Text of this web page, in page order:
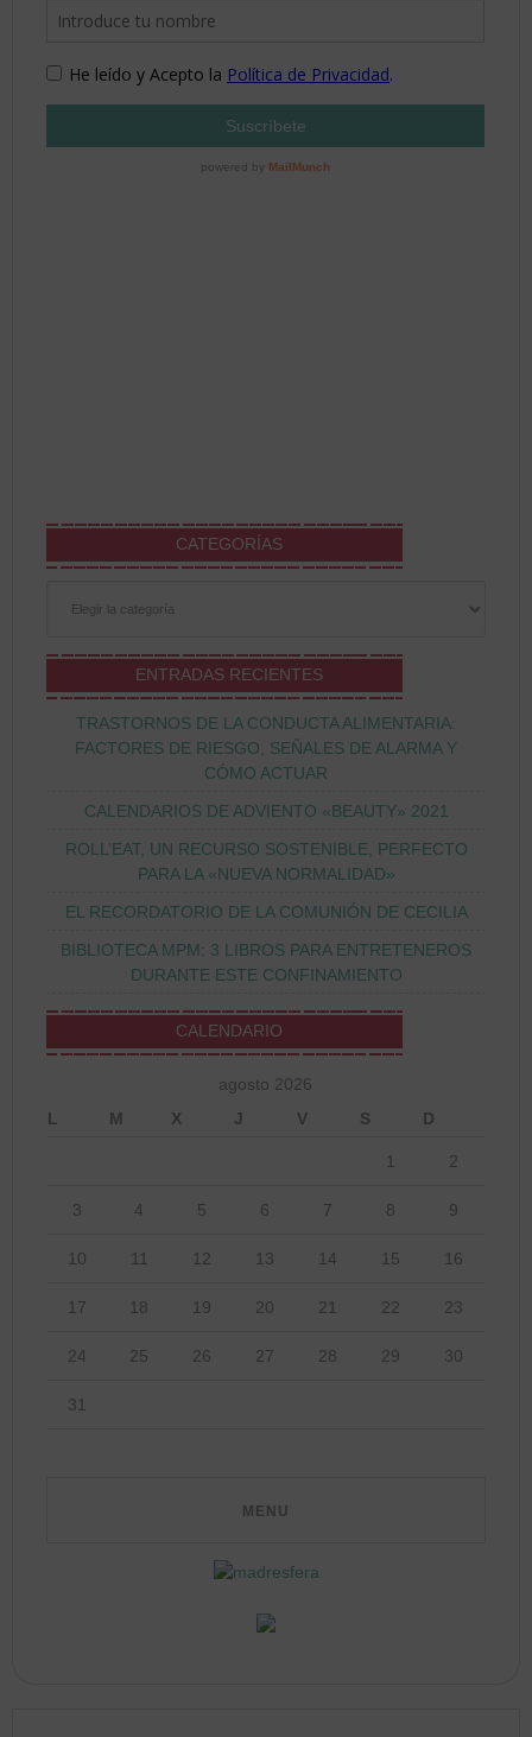
CATEGORÍAS
ENTRADAS RECIENTES
TRASTORNOS DE LA CONDUCTA ALIMENTARIA:
FACTORES DE RIESGO, SEÑALES DE ALARMA Y
CÓMO ACTUAR
CALENDARIOS DE ADVIENTO «BEAUTY» 2021
ROLL’EAT, UN RECURSO SOSTENIBLE, PERFECTO
PARA LA «NUEVA NORMALIDAD»
EL RECORDATORIO DE LA COMUNIÓN DE CECILIA
BIBLIOTECA MPM: 3 LIBROS PARA ENTRETENEROS
DURANTE ESTE CONFINAMIENTO
CALENDARIO
agosto 2026
L
M X J V S D
1 2
3 4 5 6 7 8 9
10 11 12 13 14 15 16
17 18 19 20 21 22 23
24 25 26 27 28 29 30
31